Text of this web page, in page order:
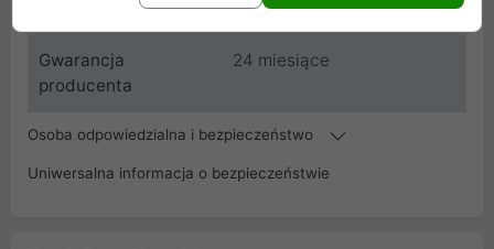
5901969416503
Gwarancja
producenta
24 miesiące
Osoba odpowiedzialna i bezpieczeństwo
Uniwersalna informacja o bezpieczeństwie